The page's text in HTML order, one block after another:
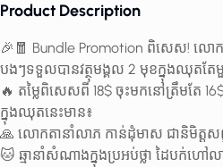
Product Description
🎉🧧 Bundle Promotion ពិសេស! លោ
បងៗទទួលបានវត្ថុមង្គល 2 មុខក្នុងឈុតត
🔥 តម្លៃពិសេសពី 18$ ចុះមកនៅត្រឹមតែ
ក្នុងឈុតនេះមាន៖
🙏 លោកតានាំលាភ កាន់ដុំមាស ជានិមិត្តសញ្
🐱 ឆ្មានាំសំណាងក្នុងប្រអប់ថ្លា ដៃប